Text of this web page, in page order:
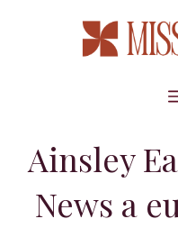
Ainsley
News a